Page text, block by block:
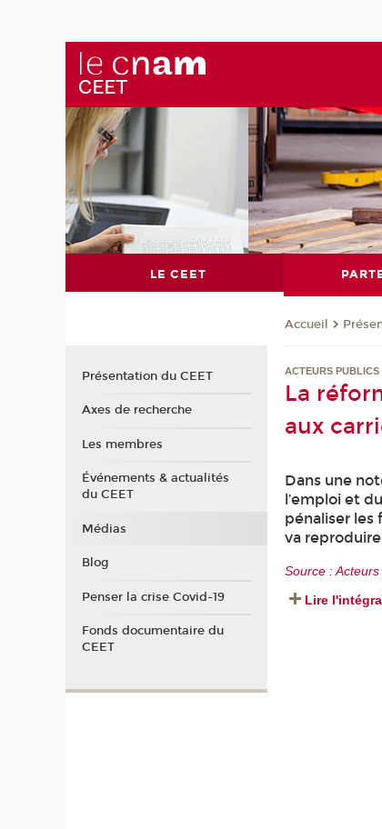
LE CEET
Accueil
ACTEURS PUBLICS
La
aux
Dans une
l’emploi et
pénaliser les
va
Source :
Lire
Présentation du CEET
Axes de recherche
Les membres
Événements & actualités
du CEET
Médias
Blog
Penser la crise Covid-19
Fonds documentaire du
CEET